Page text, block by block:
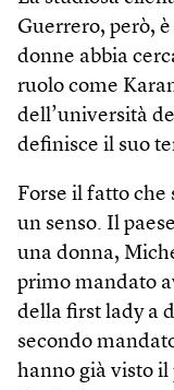
Guerrero, però,
donne abbia
ruolo come
dell’università
definisce il suo
Forse il fatto che
un senso. Il
una donna,
primo mandato
della first lady a
secondo
hanno già visto il